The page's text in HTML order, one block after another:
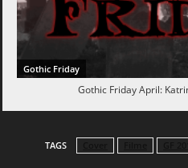
Gothic Friday
Gothic Friday April:
TAGS